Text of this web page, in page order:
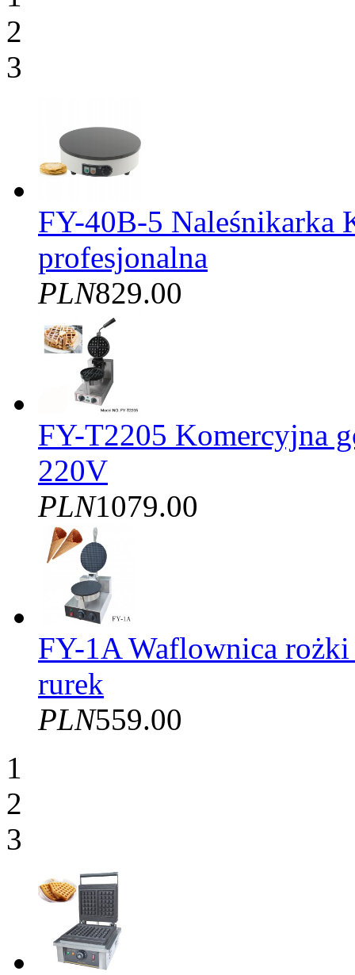
2
3
FY-40B-5 Naleśnikarka
profesjonalna
PLN829.00
FY-T2205 Komercyjna
220V
PLN1079.00
FY-1A Waflownica
rurek
PLN559.00
1
2
3